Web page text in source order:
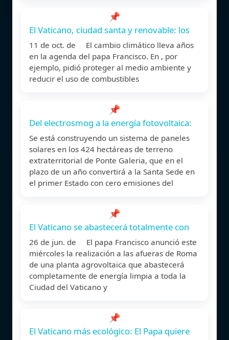
📌
El Vaticano, ciudad santa y renovable: los
11 de oct. de El cambio climático lleva años
en la agenda del papa Francisco. En , por
ejemplo, pidió proteger al medio ambiente y
reducir el uso de combustibles
📌
Del electrosmog a la energía fotovoltaica:
Se está construyendo un sistema de paneles
solares en los 424 hectáreas de terreno
extraterritorial de Ponte Galeria, que en el
plazo de un año convertirá a la Santa Sede en
el primer Estado con cero emisiones del
📌
El Vaticano se abastecerá totalmente con
26 de jun. de El papa Francisco anunció este
miércoles la realización a las afueras de Roma
de una planta agrovoltaica que abastecerá
completamente de energía limpia a toda la
Ciudad del Vaticano y
📌
El Vaticano más ecológico: El Papa quiere